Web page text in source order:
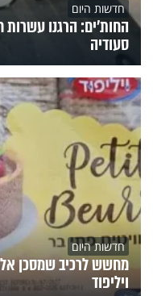
חדשות היום
החות'ים: הרגנו עשרות
סעודיה
חדשות היום
מחשש לרכיב שמסכן
ויליפוד